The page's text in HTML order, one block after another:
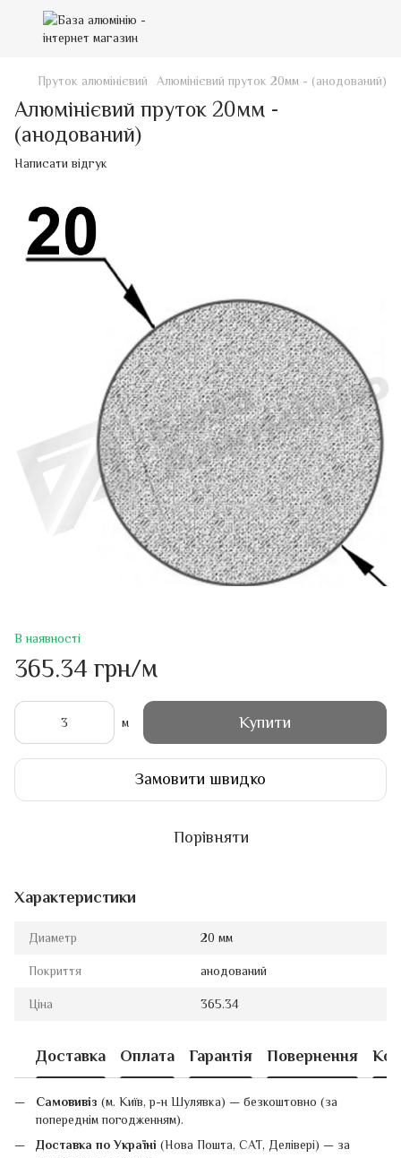
Пруток алюмінієвий Алюмінієвий пруток 20мм - (анодований)
Алюмінієвий пруток 20мм -
(анодований)
Написати відгук
В наявності
365.34 грн/м
м Купити
Замовити швидко
Порівняти
Характеристики
Диаметр 20 мм
Покриття анодований
Ціна 365.34
Доставка Оплата Гарантія Повернення
Самовивіз (м. Київ, р-н Шулявка) — безкоштовно (за
попереднім погодженням).
Доставка по Україні (Нова Пошта, САТ, Делівері) — за